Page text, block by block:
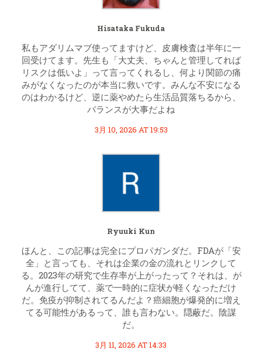
Hisataka Fukuda
私もアダリムマブ使ってますけど、皮膚検査は半年に一
回受けてます。先生も「大丈夫、ちゃんと管理してれば
リスクは低いよ」って言ってくれるし、何より関節の痛
みがなくなったのが本当に救いです。みんな不安になる
のはわかるけど、逆に薬やめたら生活品質落ちるから、
バランスが大事だよね
3月 10, 2026 AT 19:53
Ryuuki Kun
ほんと、この記事は完全にプロパガンダだ。FDAが「安
全」と言っても、それは企業の金の流れとリンクして
る。2023年の研究で生存率が上がったって？それは、が
んが進行してて、薬で一時的に症状が軽くなっただけ
だ。免疫が抑制されてるんだよ？癌細胞が爆発的に増え
てる可能性があるって、誰も言わない。隠蔽だ。陰謀
だ。
3月 11, 2026 AT 14:33